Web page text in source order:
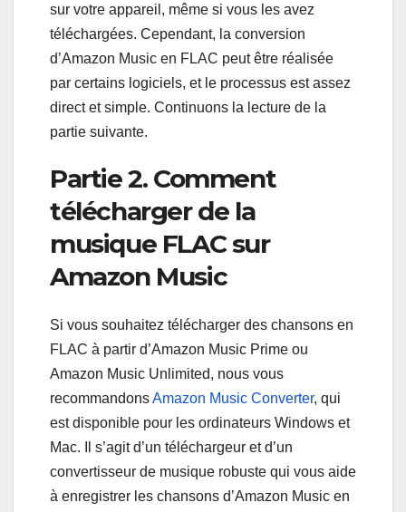
sur votre appareil, même si vous les avez
téléchargées. Cependant, la conversion
d’Amazon Music en FLAC peut être réalisée
par certains logiciels, et le processus est assez
direct et simple. Continuons la lecture de la
partie suivante.
Partie 2. Comment
télécharger de la
musique FLAC sur
Amazon Music
Si vous souhaitez télécharger des chansons en
FLAC à partir d’Amazon Music Prime ou
Amazon Music Unlimited, nous vous
recommandonsAmazon Music Converter, qui
est disponible pour les ordinateurs Windows et
Mac. Il s’agit d’un téléchargeur et d’un
convertisseur de musique robuste qui vous aide
à enregistrer les chansons d’Amazon Music en